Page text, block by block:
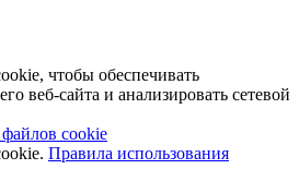
чтобы обеспечивать
веб-сайта и анализировать сетевой
cookie
Правила использования